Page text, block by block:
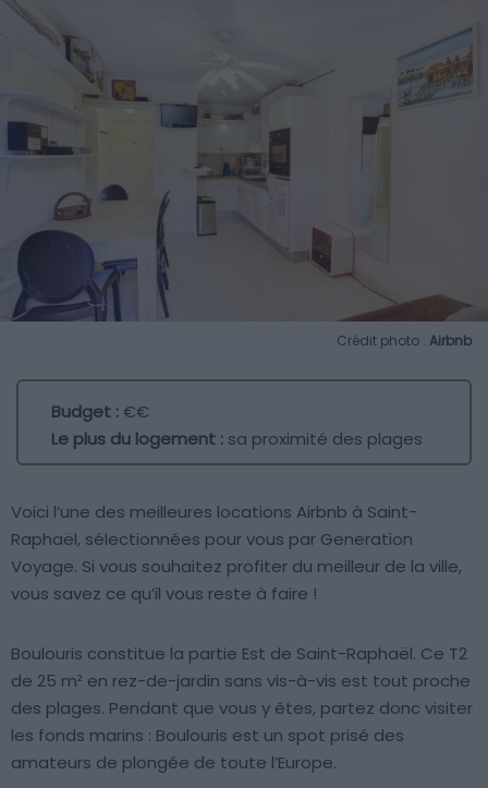
Crédit photo : Airbnb
Budget :€€
Le plus du logement : sa proximité des plages
Voici l’une des meilleures locations Airbnb à Saint-
Raphaël, sélectionnées pour vous par Generation
Voyage. Si vous souhaitez profiter du meilleur de la ville,
vous savez ce qu’il vous reste à faire !
Boulouris constitue la partie Est de Saint-Raphaël. Ce T2
de 25 m² en rez-de-jardin sans vis-à-vis est tout proche
des plages. Pendant que vous y êtes, partez donc visiter
les fonds marins : Boulouris est un spot prisé des
amateurs de plongée de toute l’Europe.